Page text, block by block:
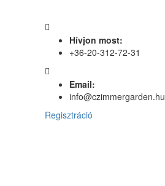
Hívjon most:
+36-20-312-72-31
Email:
info@czimmergarden.hu
Regisztráció